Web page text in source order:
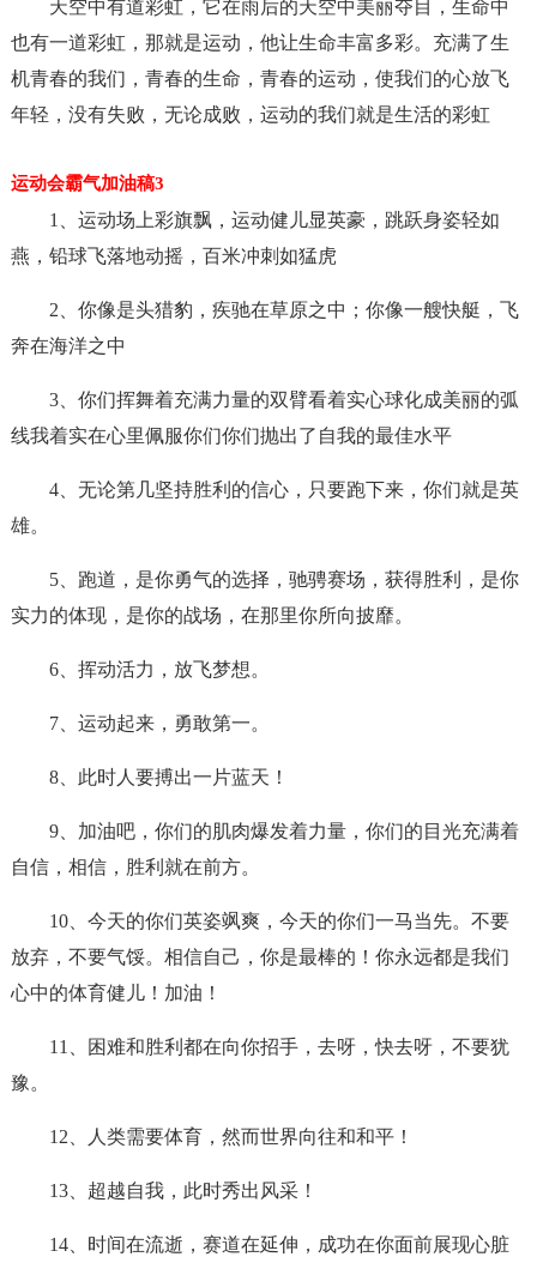
天空中有道彩虹，它在雨后的天空中美丽夺目，生命中
也有一道彩虹，那就是运动，他让生命丰富多彩。充满了生
机青春的我们，青春的生命，青春的运动，使我们的心放飞
年轻，没有失败，无论成败，运动的我们就是生活的彩虹
运动会霸气加油稿3
1、运动场上彩旗飘，运动健儿显英豪，跳跃身姿轻如
燕，铅球飞落地动摇，百米冲刺如猛虎
2、你像是头猎豹，疾驰在草原之中；你像一艘快艇，飞
奔在海洋之中
3、你们挥舞着充满力量的双臂看着实心球化成美丽的弧
线我着实在心里佩服你们你们抛出了自我的最佳水平
4、无论第几坚持胜利的信心，只要跑下来，你们就是英
雄。
5、跑道，是你勇气的选择，驰骋赛场，获得胜利，是你
实力的体现，是你的战场，在那里你所向披靡。
6、挥动活力，放飞梦想。
7、运动起来，勇敢第一。
8、此时人要搏出一片蓝天！
9、加油吧，你们的肌肉爆发着力量，你们的目光充满着
自信，相信，胜利就在前方。
10、今天的你们英姿飒爽，今天的你们一马当先。不要
放弃，不要气馁。相信自己，你是最棒的！你永远都是我们
心中的体育健儿！加油！
11、困难和胜利都在向你招手，去呀，快去呀，不要犹
豫。
12、人类需要体育，然而世界向往和和平！
13、超越自我，此时秀出风采！
14、时间在流逝，赛道在延伸，成功在你面前展现心脏